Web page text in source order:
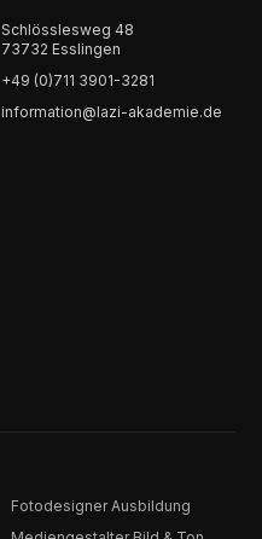
Schlösslesweg 48
73732 Esslingen
+49 (0)711 3901-3281
information@lazi-akademie.de
Fotodesigner Ausbildung